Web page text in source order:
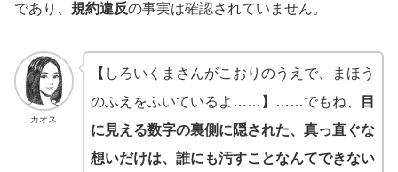
であり、 規約違反の事実は確認されていません。
カオス
【しろいくまさんがこおりのうえで、まほう
のふえをふいているよ……】……でもね、
目
に見える数字の裏側に隠された、真っ直ぐな
想いだけは、誰にも汚すことなんてできない